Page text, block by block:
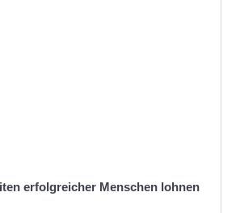
erfolgreicher Menschen lohnen